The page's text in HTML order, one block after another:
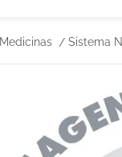
Medicinas Sistema 1.
3.